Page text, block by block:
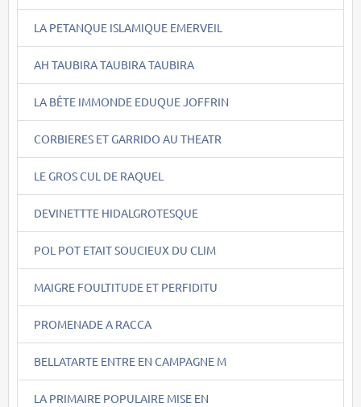
LA PETANQUE ISLAMIQUE EMERVEIL
AH TAUBIRA TAUBIRA TAUBIRA
LA BÊTE IMMONDE EDUQUE JOFFRIN
CORBIERES ET GARRIDO AU THEATR
LE GROS CUL DE RAQUEL
DEVINETTTE HIDALGROTESQUE
POL POT ETAIT SOUCIEUX DU CLIM
MAIGRE FOULTITUDE ET PERFIDITU
PROMENADE A RACCA
BELLATARTE ENTRE EN CAMPAGNE M
LA PRIMAIRE POPULAIRE MISE EN